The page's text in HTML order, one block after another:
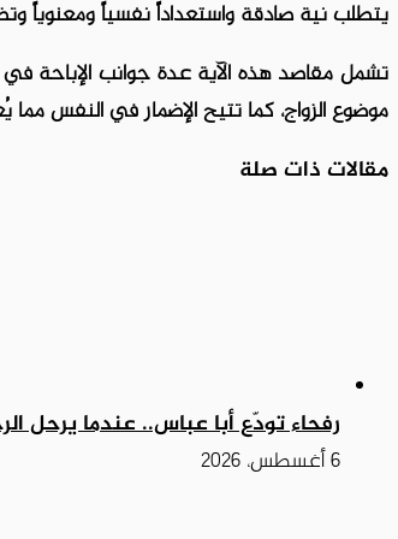
يتطلب نية صادقة واستعداداً نفسياً ومعنوياً
تشمل مقاصد هذه الآية عدة جوانب الإباحة
موضوع الزواج، كما تتيح الإضمار في النفس مما
مقالات ذات صلة
رفحاء تودّع أبا عباس.. عندما يرحل
6 أغسطس، 2026